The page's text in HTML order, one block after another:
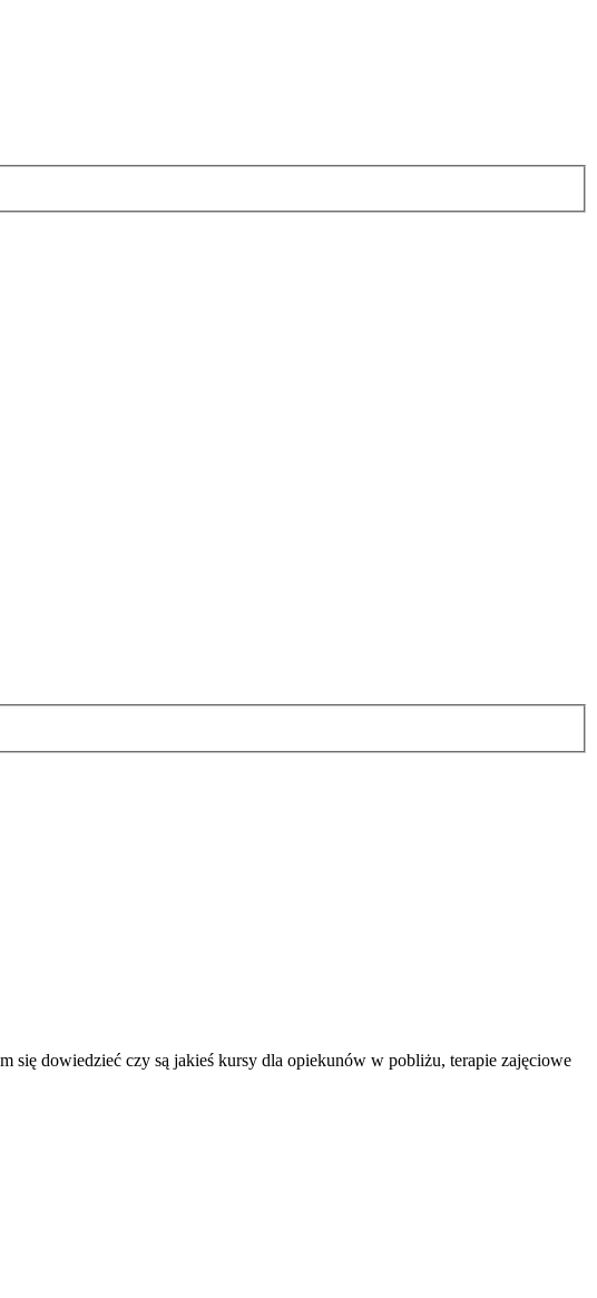
się dowiedzieć czy są jakieś kursy dla opiekunów w pobliżu, terapie zajęciowe